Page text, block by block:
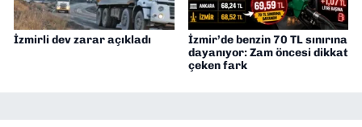
İzmirli dev zarar açıkladı
İzmir’de benzin 70 TL sınırına
dayanıyor: Zam öncesi dikkat
çeken fark